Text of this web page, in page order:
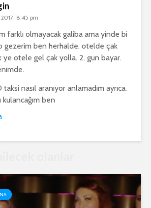
8:45 pm
farklı olmayacak galiba ama yinde bi
gezerim ben herhalde. otelde çak
ye otele gel çak yolla. 2. gun bayar.
nasıl aranıyor anlamadım ayrıca.
kulancağım ben